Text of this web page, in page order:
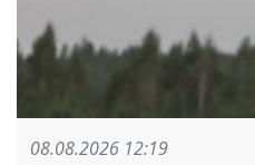
08.08.2026 12:19